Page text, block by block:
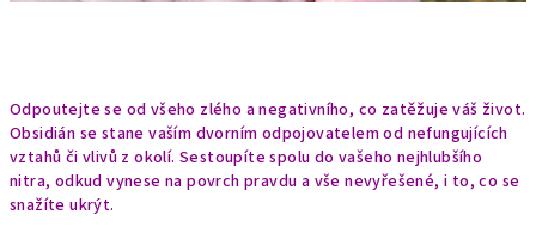
Odpoutejte se od všeho zlého a negativního, co zatěžuje váš život.
Obsidián se stane vaším dvorním odpojovatelem od nefungujících
vztahů či vlivů z okolí. Sestoupíte spolu do vašeho nejhlubšího
nitra, odkud vynese na povrch pravdu a vše nevyřešené, i to, co se
snažíte ukrýt.